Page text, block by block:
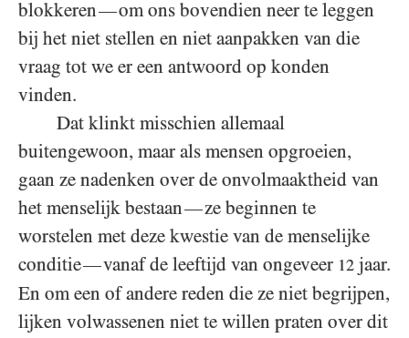
blokkeren—om ons bovendien neer te leggen
bij het niet stellen en niet aanpakken van die
vraag tot we er een antwoord op konden
vinden.
Dat klinkt misschien allemaal
buitengewoon, maar als mensen opgroeien,
gaan ze nadenken over de onvolmaaktheid van
het menselijk bestaan—ze beginnen te
worstelen met deze kwestie van de menselijke
conditie—vanaf de leeftijd van ongeveer 12 jaar.
En om een of andere reden die ze niet begrijpen,
lijken volwassenen niet te willen praten over dit